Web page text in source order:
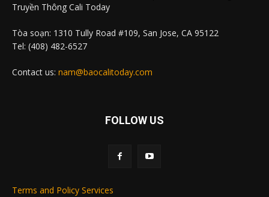
Truyền Thông Cali Today
Tòa soạn: 1310 Tully Road #109, San Jose, CA 95122
Tel: (408) 482-6527
Contact us: nam@baocalitoday.com
FOLLOW US
Terms and Policy Services